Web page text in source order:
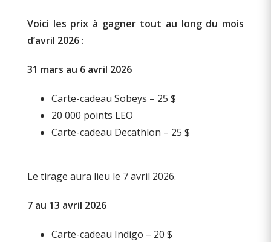
Voici les prix à gagner tout au long du mois
d’avril 2026 :
31 mars au 6 avril 2026
Carte-cadeau Sobeys – 25 $
20 000 points LEO
Carte-cadeau Decathlon – 25 $
Le tirage aura lieu le 7 avril 2026.
7 au 13 avril 2026
Carte-cadeau Indigo – 20 $